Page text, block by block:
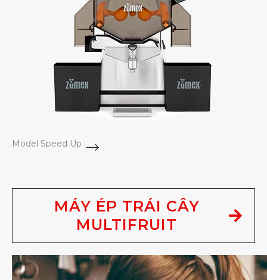
Model Speed Up
MÁY ÉP TRÁI CÂY
MULTIFRUIT